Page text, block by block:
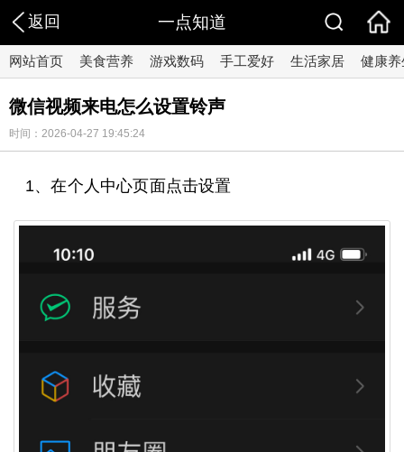
返回 一点知道
网站首页 美食营养 游戏数码 手工爱好 生活家居 健康养
微信视频来电怎么设置铃声
时间：2026-04-27 19:45:24
1、在个人中心页面点击设置